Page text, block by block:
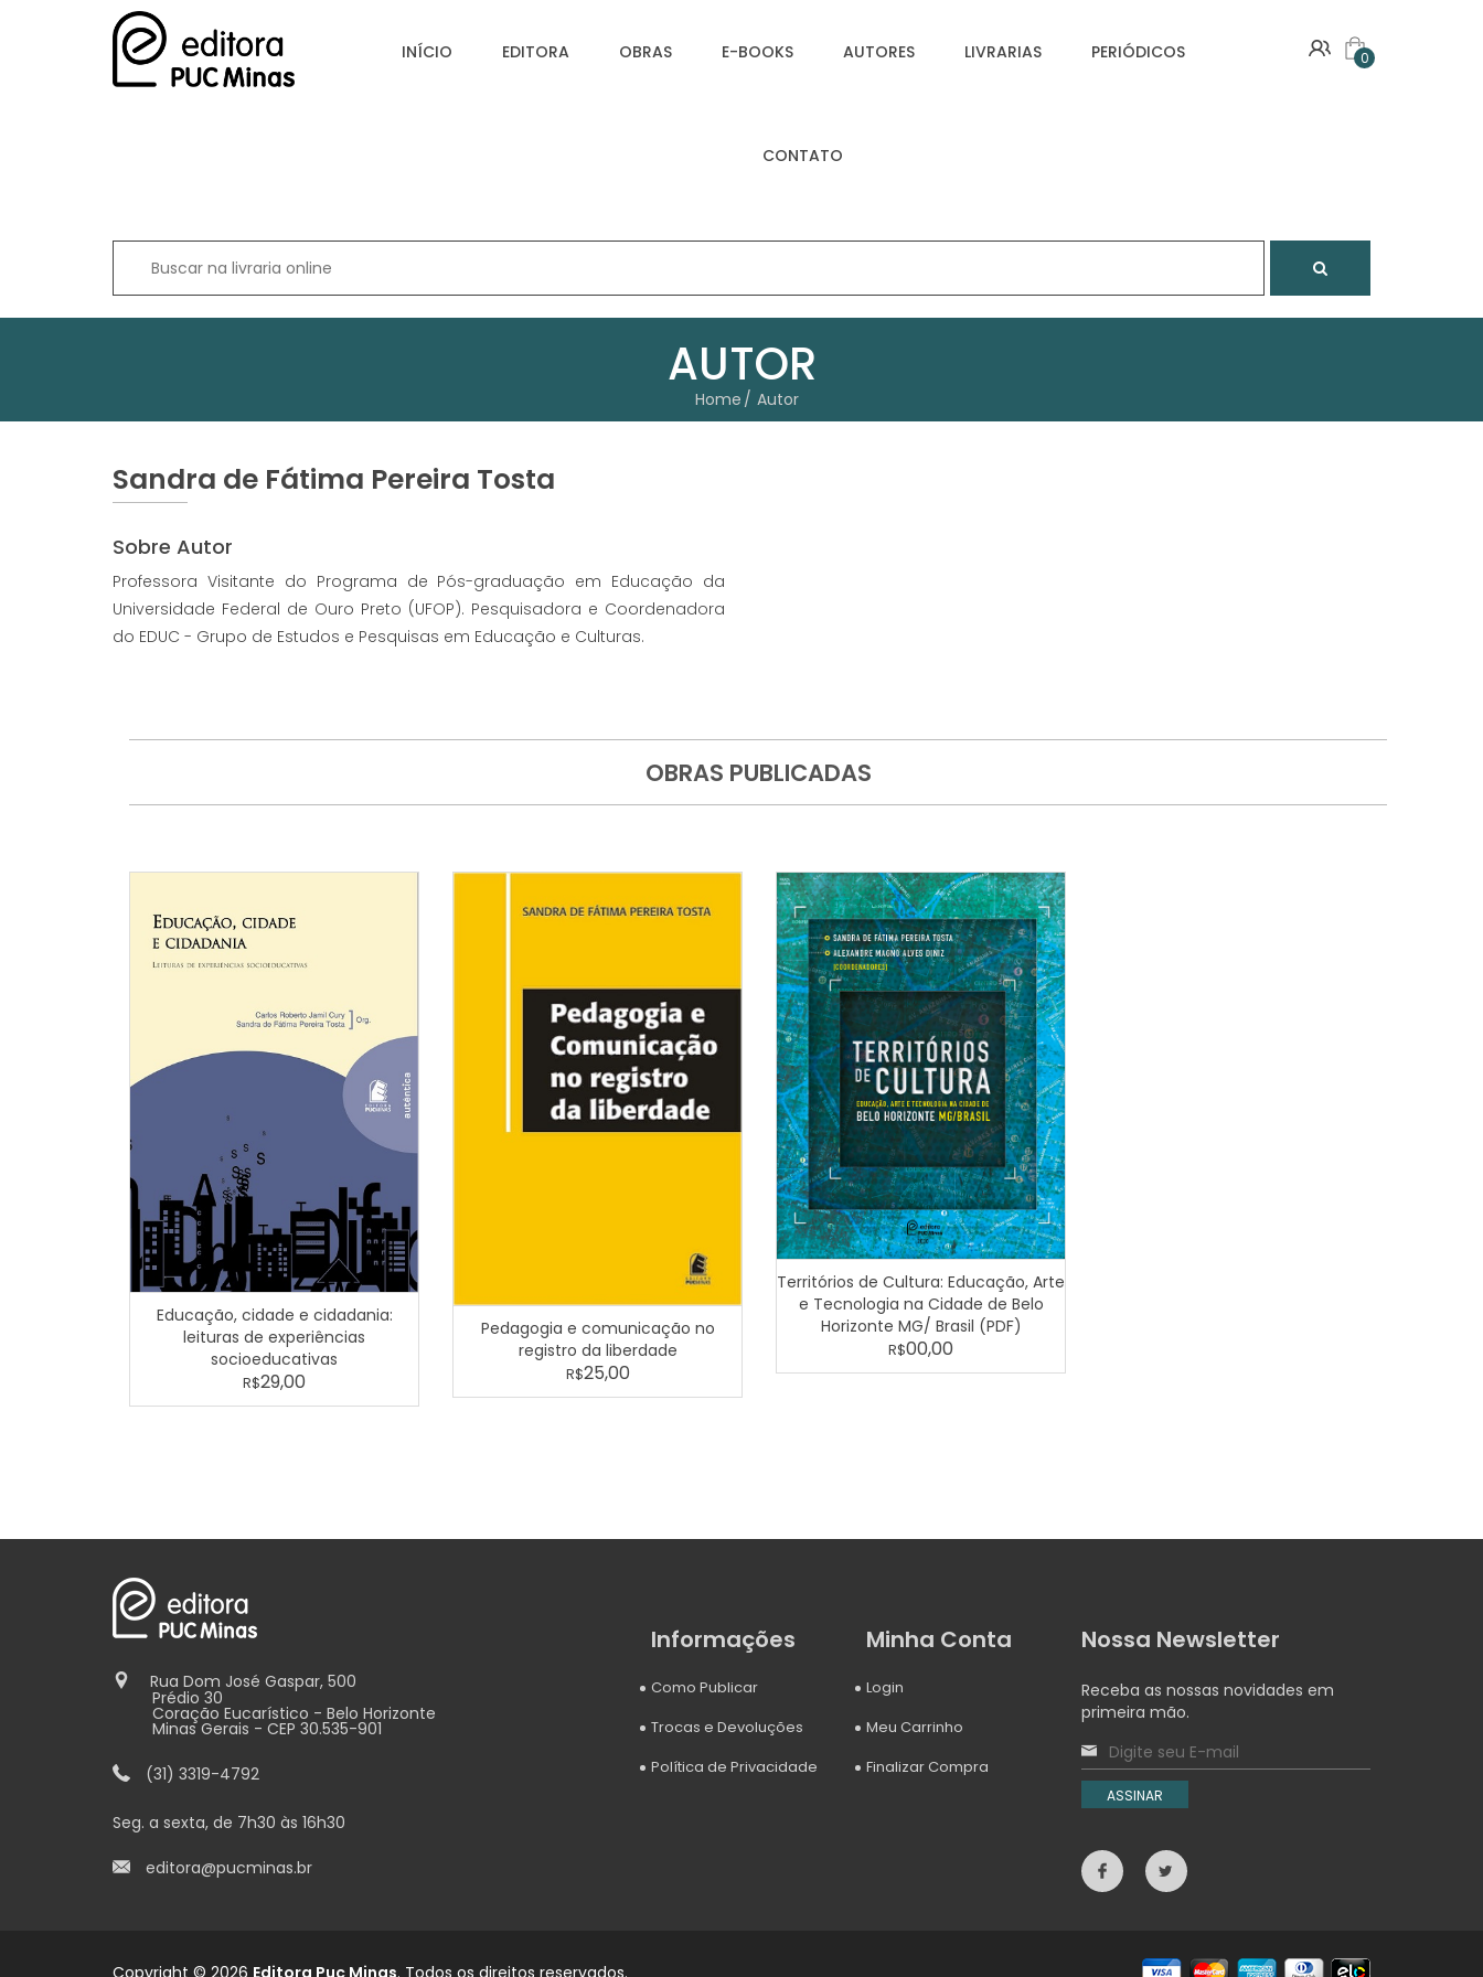
INÍCIO EDITORA OBRAS E-BOOKS AUTORES LIVRARIAS PERIÓDICOS
CONTATO
0
AUTOR
Home Autor
Sandra de Fátima Pereira Tosta
Sobre Autor
Professora Visitante do Programa de Pós-graduação em Educação da
Universidade Federal de Ouro Preto (UFOP). Pesquisadora e Coordenadora
do EDUC - Grupo de Estudos e Pesquisas em Educação e Culturas.
OBRAS PUBLICADAS
Educação, cidade e cidadania:
leituras de experiências
socioeducativas
R$29,00
Pedagogia e comunicação no
registro da liberdade
R$25,00
Territórios de Cultura: Educação, Arte
e Tecnologia na Cidade de Belo
Horizonte MG/ Brasil (PDF)
R$00,00
Rua Dom José Gaspar, 500
Prédio 30
Coração Eucarístico - Belo Horizonte
Minas Gerais - CEP 30.535-901
(31) 3319-4792
Seg. a sexta, de 7h30 às 16h30
editora@pucminas.br
Informações
Como Publicar
Trocas e Devoluções
Política de Privacidade
Minha Conta
Login
Meu Carrinho
Finalizar Compra
Nossa Newsletter
Receba as nossas novidades em
primeira mão.
ASSINAR